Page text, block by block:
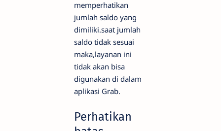
memperhatikan
jumlah saldo yang
dimiliki.saat jumlah
saldo tidak sesuai
maka,layanan ini
tidak akan bisa
digunakan di dalam
aplikasi Grab.
Perhatikan